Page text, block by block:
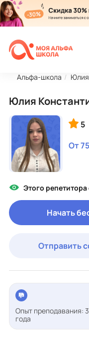
Альфа-школа Юлия
Юлия
5
От
Этого
Начать
Отправить
Опыт преподавания: 3
года